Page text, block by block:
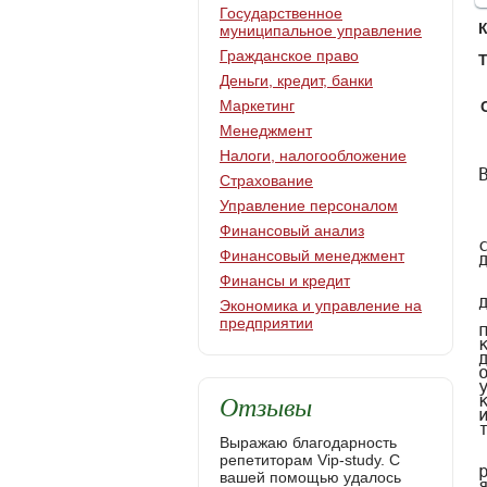
ВВЕДЕНИЕ



     Каждое предприятие независимо от организационно-правовых форм собственности должно располагать экономическими ресурсами – капиталом для осуществления своей финансово-хозяйственной деятельности.

     В начале деятельности организация формирует собственный капитал, в дальнейшем она должна постоянно следить за его достаточностью,

принимать меры для поддержания и наращивания его величины. Собственный капитал является важным показателем деятельности предприятия, демонстрируя, что у предприятия есть
Государственное
муниципальное управление
Гражданское право
Деньги, кредит, банки
Маркетинг
Менеджмент
Налоги, налогообложение
Страхование
Управление персоналом
Финансовый анализ
Финансовый менеджмент
Финансы и кредит
Экономика и управление на
предприятии
Отзывы
Выражаю благодарность
репетиторам Vip-study. С
вашей помощью удалось